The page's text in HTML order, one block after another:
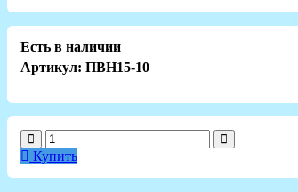
Есть в наличии
Артикул: ПВН15-10
Купить